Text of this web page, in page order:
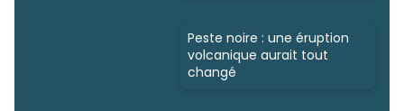
Peste noire : une éruption
volcanique aurait tout
changé